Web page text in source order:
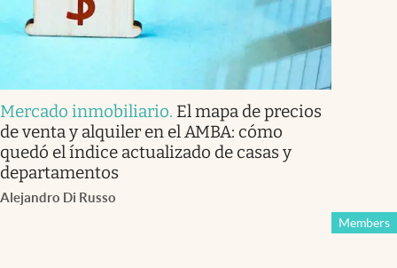
Mercado inmobiliario. El mapa de precios
de venta y alquiler en el AMBA: cómo
quedó el índice actualizado de casas y
departamentos
Alejandro Di Russo
Members